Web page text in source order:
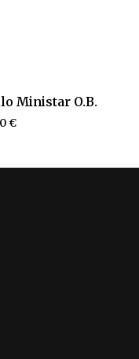
Ministar O.B.
€